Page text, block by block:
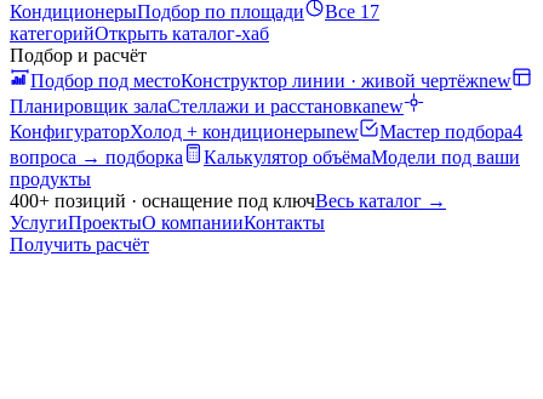
КондиционерыПодбор по площади
Все 17
категорийОткрыть каталог-хаб
Подбор и расчёт
Подбор под местоКонструктор линии · живой чертёжnew
Планировщик залаСтеллажи и расстановкаnew
КонфигураторХолод + кондиционерыnew Мастер подбора4
вопроса → подборка
Калькулятор объёмаМодели под ваши
продукты
400+ позиций · оснащение под ключВесь каталог →
УслугиПроектыО компанииКонтакты
Получить расчёт